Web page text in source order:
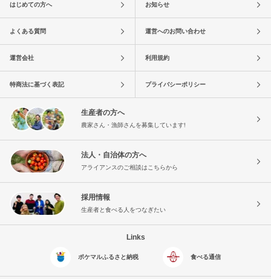
はじめての方へ お知らせ
よくある質問 運営へのお問い合わせ
運営会社 利用規約
特商法に基づく表記 プライバシーポリシー
生産者の方へ
農家さん・漁師さんを募集しています!
法人・自治体の方へ
アライアンスのご相談はこちらから
採用情報
生産者と食べる人をつなぎたい
Links
ポケマルふるさと納税 食べる通信